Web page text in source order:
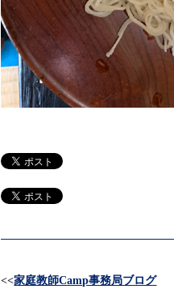
<<家庭教師Camp事務局ブログ